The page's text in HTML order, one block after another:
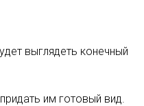
выглядеть конечный
им готовый вид.